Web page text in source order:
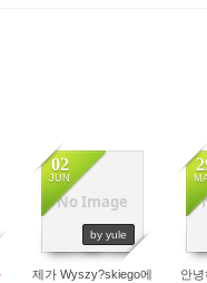
No Image
02
JUN
by yule
2545
제가 Wyszy?skiego에
안